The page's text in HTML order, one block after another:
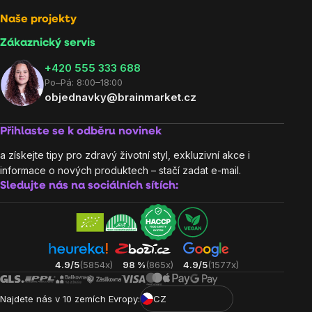
Naše projekty
Zákaznický servis
‭+420 555 333 688
Po–Pá: 8:00–18:00
objednavky@brainmarket.cz
Přihlaste se k odběru novinek
a získejte tipy pro zdravý životní styl, exkluzivní akce i
informace o nových produktech – stačí zadat e-mail.
Sledujte nás na sociálních sítích:
4.9/5(5854x) 98 %(865x) 4.9/5(1577x)
Najdete nás v 10 zemích Evropy: CZ